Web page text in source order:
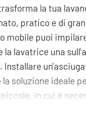
la tua
pratico e di
mobile puoi
la lavatrice una
Installare
soluzione ideale
in cui è